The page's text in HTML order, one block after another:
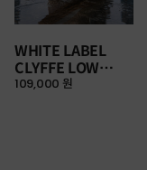
WHITE LABEL
CLYFFE LOW
SNEAKERS
109,000 원